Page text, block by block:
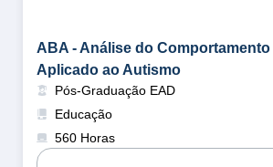
ABA - Análise do Comportamento
Aplicado ao Autismo
Pós-Graduação EAD
Educação
560 Horas